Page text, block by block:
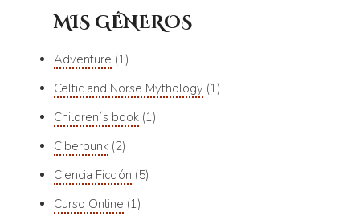
MIS GÉNEROS
Adventure 1
Celtic and Norse Mythology 1
Children´s book 1
Ciberpunk 2
Ciencia Ficción 5
Curso Online 1